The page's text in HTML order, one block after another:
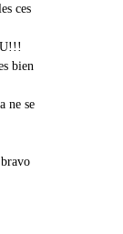
ces
bien
ne se